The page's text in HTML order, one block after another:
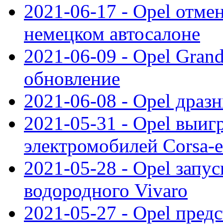
2021-06-17 - Opel
немецком автосалоне
2021-06-09 - Opel
обновление
2021-06-08 - Opel
2021-05-31 - Opel
электромобилей Corsa-e
2021-05-28 - Opel
водородного Vivaro
2021-05-27 - Opel